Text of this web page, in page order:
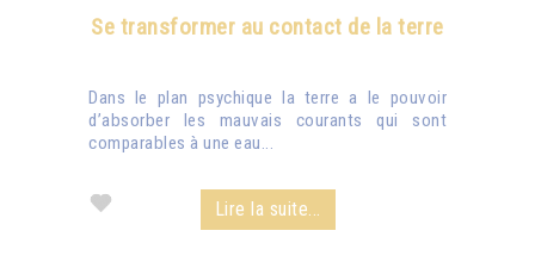
Se transformer au contact de la terre
Dans le plan psychique la terre a le pouvoir
d’absorber les mauvais courants qui sont
comparables à une eau...
Lire la suite...